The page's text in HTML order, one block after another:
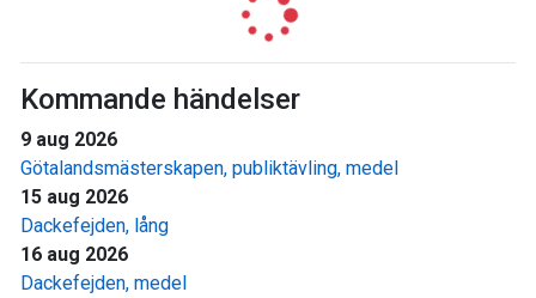
Kommande händelser
9 aug 2026
Götalandsmästerskapen, publiktävling, medel
15 aug 2026
Dackefejden, lång
16 aug 2026
Dackefejden, medel